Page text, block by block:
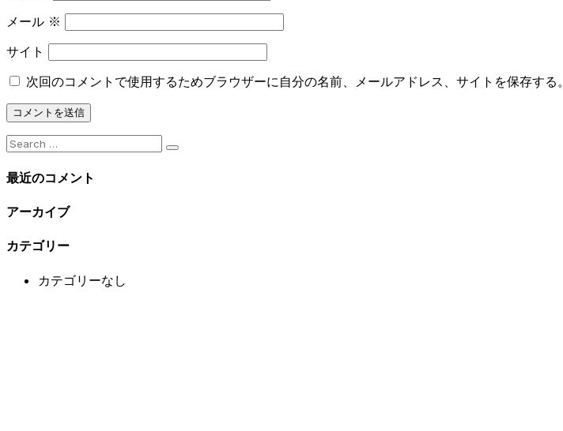
メール ※
サイト
次回のコメントで使用するためブラウザーに自分の名前、メールアドレス、サイトを保存する。
最近のコメント
アーカイブ
カテゴリー
カテゴリーなし